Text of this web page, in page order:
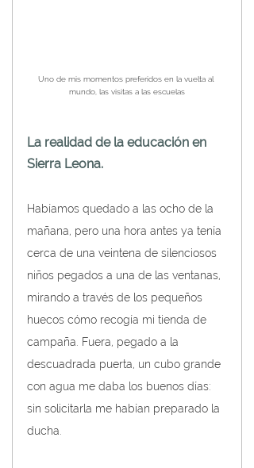
Uno de mis momentos preferidos en la vuelta al
mundo, las visitas a las escuelas
La realidad de la educación en
Sierra Leona.
Habíamos quedado a las ocho de la
mañana, pero una hora antes ya tenía
cerca de una veintena de silenciosos
niños pegados a una de las ventanas,
mirando a través de los pequeños
huecos cómo recogía mi tienda de
campaña. Fuera, pegado a la
descuadrada puerta, un cubo grande
con agua me daba los buenos días:
sin solicitarla me habían preparado la
ducha.